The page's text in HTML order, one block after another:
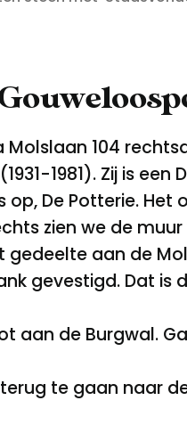
Molslaan 104
1981). Zij is
op, De Potterie.
zien we de
gedeelte aan de
gevestigd. Dat is
aan de Burgwal.
te gaan naar